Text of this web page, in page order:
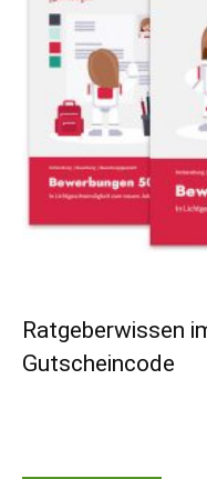
Ratgeberwissen
Gutscheincode